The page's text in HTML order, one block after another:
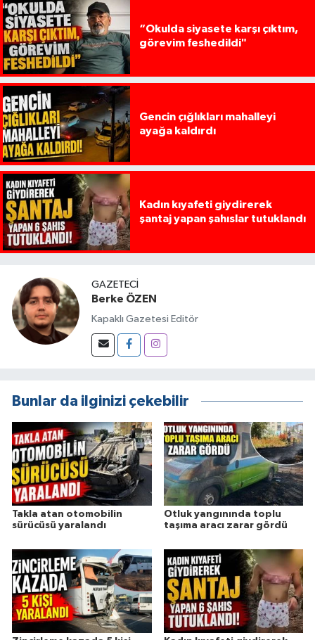
“Okulda siyasete karşı çıktım,
görevim feshedildi"
Gencin çığlıkları mahalleyi
ayağa kaldırdı
Kadın kıyafeti giydirerek
şantaj yapan şahıslar tutuklandı
GAZETECI
Berke ÖZEN
Kapaklı Gazetesi Editör
Bunlar da ilginizi çekebilir
Takla atan otomobilin
sürücüsü yaralandı
Otluk yangınında toplu
taşıma aracı zarar gördü